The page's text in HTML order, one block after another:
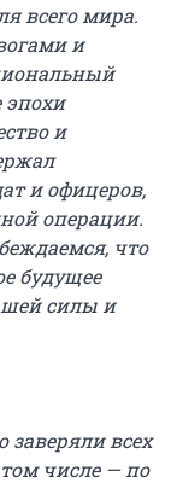
всего мира.
и
эпохи
и
и офицеров,
операции.
что
будущее
силы и
всех
числе — по